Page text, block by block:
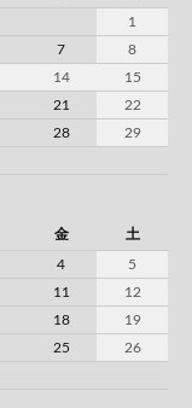
1
7
8
14
15
21
22
28
29
金 土
4
5
11
12
18
19
25
26